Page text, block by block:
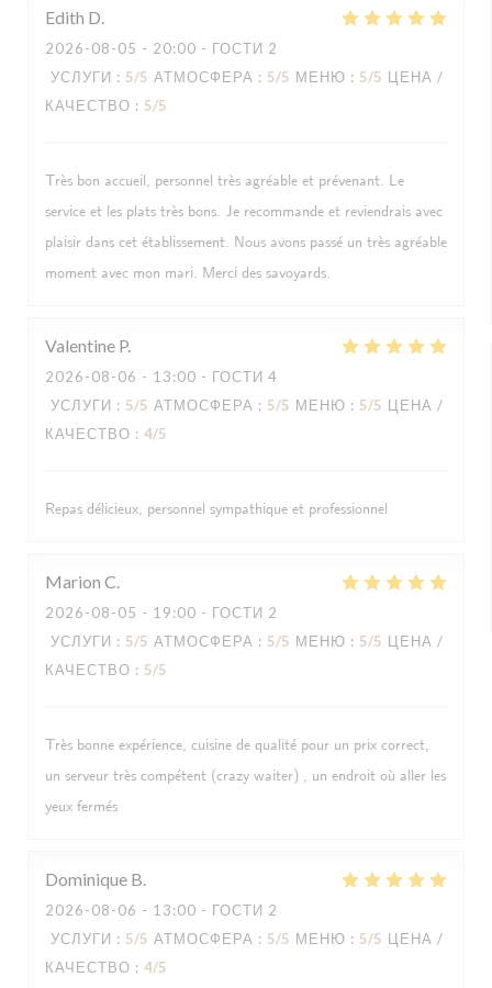
Edith D
2026-08-05 - 20:00 - ГОСТИ 2
УСЛУГИ : 5/5 АТМОСФЕРА : 5/5 МЕНЮ : 5/5 ЦЕНА /
КАЧЕСТВО : 5/5
Très bon accueil, personnel très agréable et prévenant. Le
service et les plats très bons. Je recommande et reviendrais avec
plaisir dans cet établissement. Nous avons passé un très agréable
moment avec mon mari. Merci des savoyards.
Valentine P
2026-08-06 - 13:00 - ГОСТИ 4
УСЛУГИ : 5/5 АТМОСФЕРА : 5/5 МЕНЮ : 5/5 ЦЕНА /
КАЧЕСТВО : 4/5
Repas délicieux, personnel sympathique et professionnel
Marion C
2026-08-05 - 19:00 - ГОСТИ 2
УСЛУГИ : 5/5 АТМОСФЕРА : 5/5 МЕНЮ : 5/5 ЦЕНА /
КАЧЕСТВО : 5/5
Très bonne expérience, cuisine de qualité pour un prix correct,
un serveur très compétent (crazy waiter) , un endroit où aller les
yeux fermés
Dominique B
2026-08-06 - 13:00 - ГОСТИ 2
УСЛУГИ : 5/5 АТМОСФЕРА : 5/5 МЕНЮ : 5/5 ЦЕНА /
КАЧЕСТВО : 4/5